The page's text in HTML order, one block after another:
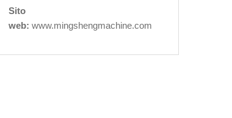
Sito
web: www.mingshengmachine.com